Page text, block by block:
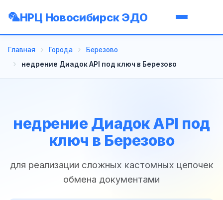
НРЦ Новосибирск ЭДО
Главная Города
Березово
недрение Диадок API под ключ в Березово
недрение Диадок API под
ключ в Березово
для реализации сложных кастомных цепочек
обмена документами